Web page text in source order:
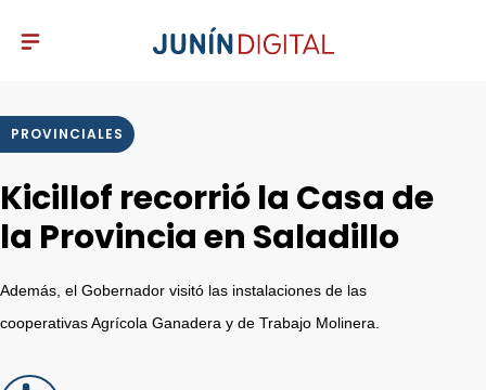
PROVINCIALES
Kicillof recorrió la Casa de
la Provincia en Saladillo
Además, el Gobernador visitó las instalaciones de las
cooperativas Agrícola Ganadera y de Trabajo Molinera.